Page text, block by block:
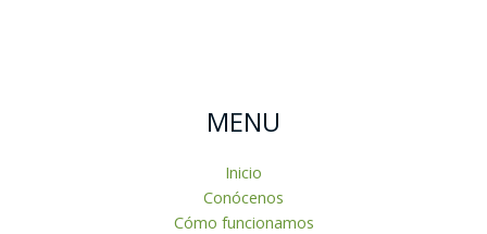
MENU
Inicio
Conócenos
Cómo funcionamos